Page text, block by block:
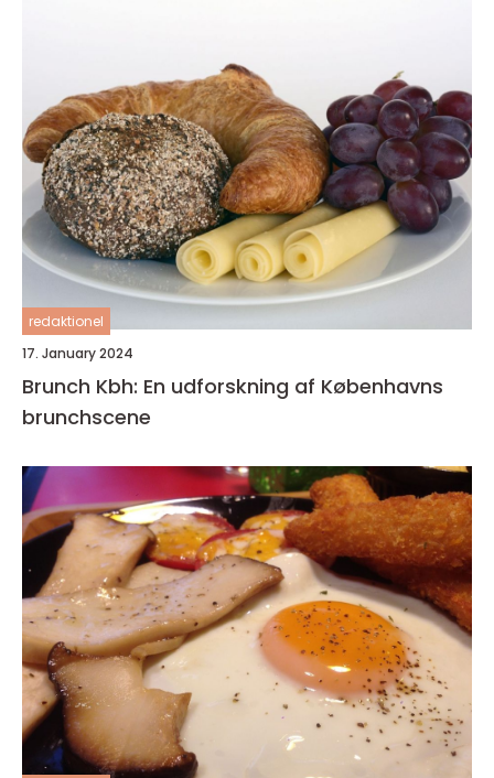
redaktionel
17. January 2024
Brunch Kbh: En udforskning af Københavns
brunchscene